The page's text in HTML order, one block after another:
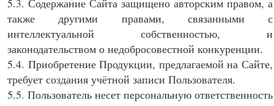
5.3. Содержание Сайта защищено авторским правом, а
также другими правами, связанными с
интеллектуальной собственностью, и
законодательством о недобросовестной конкуренции.
5.4. Приобретение Продукции, предлагаемой на Сайте,
требует создания учётной записи Пользователя.
5.5. Пользователь несет персональную ответственность